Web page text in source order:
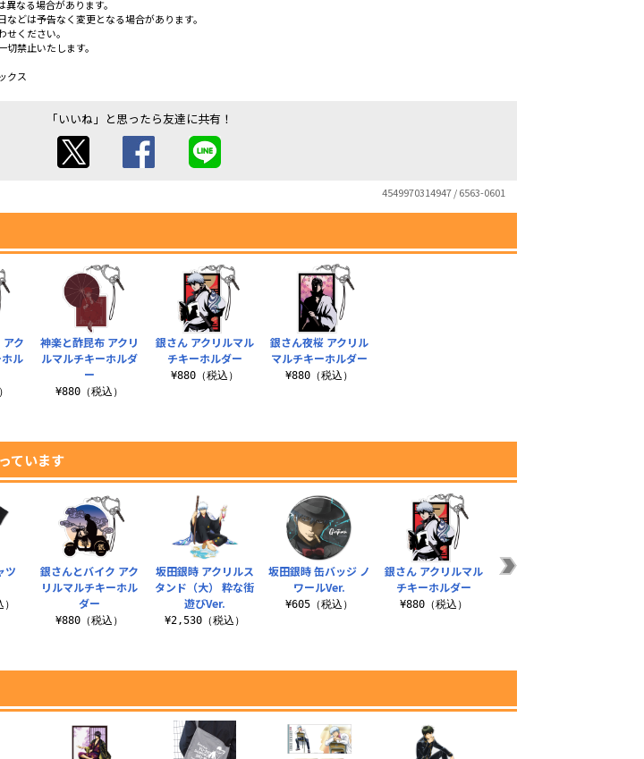
なる場合があります。
どは予告なく変更となる場合があります。
ください。
禁止いたします。
クス
「いいね」と思ったら友達に共有！
4549970314947 / 6563-0601
神楽と酢昆布 アクリ
ルマルチキーホルダ
ー
¥880（税込）
銀さん アクリルマル
チキーホルダー
¥880（税込）
銀さん夜桜 アクリル
マルチキーホルダー
¥880（税込）
ク
ル
ています
銀さんとバイク アク
リルマルチキーホル
ダー
¥880（税込）
坂田銀時 アクリルス
タンド（大） 粋な街
遊びVer.
¥2,530（税込）
坂田銀時 缶バッジ ノ
ワールVer.
¥605（税込）
銀さん アクリルマル
チキーホルダー
¥880（税込）
銀さん夜桜 アクリル
ツ